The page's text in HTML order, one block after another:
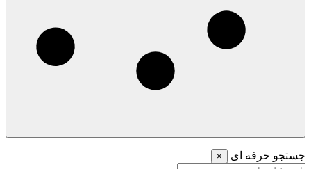
جستجو حرفه ای ×